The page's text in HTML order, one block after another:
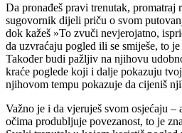
Da pronađeš pravi trenutak, promatraj
sugovornik dijeli priču o svom
dok kažeš »To zvuči nevjerojatno,
da uzvraćaju pogled ili se smiješe, to
Također budi pažljiv na njihovu
kraće poglede koji i dalje pokazuju
njihovom tempu pokazuje da cijeniš
Važno je i da vjeruješ svom osjećaju
očima produbljuje povezanost, to je